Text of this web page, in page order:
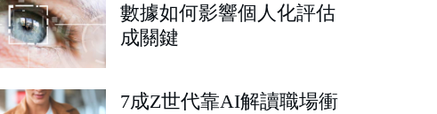
數據如何影響個人化評估
成關鍵
7成Z世代靠AI解讀職場衝